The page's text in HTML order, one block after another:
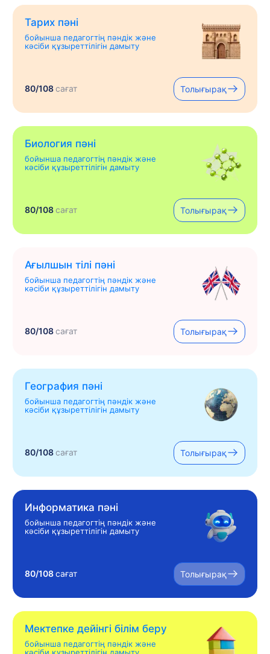
Тарих пәні
бойынша педагогтің пәндік және
кәсіби құзыреттілігін дамыту
80/108сағат Толығырақ
Биология пәні
бойынша педагогтің пәндік және
кәсіби құзыреттілігін дамыту
80/108сағат Толығырақ
Ағылшын тілі пәні
бойынша педагогтің пәндік және
кәсіби құзыреттілігін дамыту
80/108сағат Толығырақ
География пәні
бойынша педагогтің пәндік және
кәсіби құзыреттілігін дамыту
80/108сағат Толығырақ
Информатика пәні
бойынша педагогтің пәндік және
кәсіби құзыреттілігін дамыту
80/108сағат Толығырақ
Мектепке дейінгі білім беру
бойынша педагогтің пәндік және